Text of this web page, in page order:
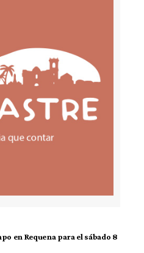
en Requena para el sábado 8